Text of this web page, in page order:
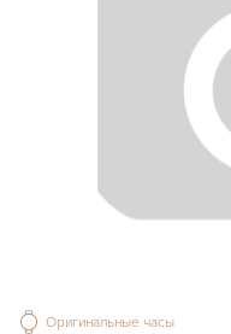
Оригинальные часы